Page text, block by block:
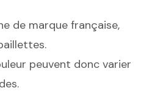
de marque française,
peuvent donc varier